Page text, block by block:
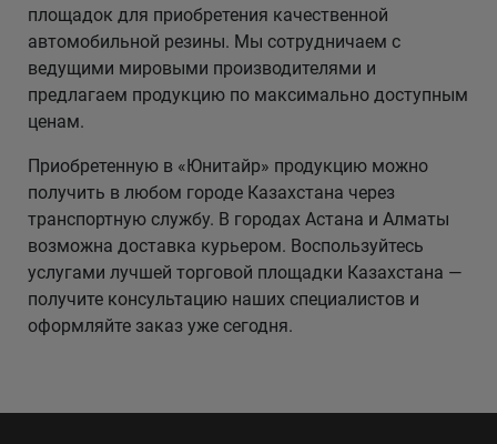
площадок для приобретения качественной
автомобильной резины. Мы сотрудничаем с
ведущими мировыми производителями и
предлагаем продукцию по максимально доступным
ценам.
Приобретенную в «Юнитайр» продукцию можно
получить в любом городе Казахстана через
транспортную службу. В городах Астана и Алматы
возможна доставка курьером. Воспользуйтесь
услугами лучшей торговой площадки Казахстана —
получите консультацию наших специалистов и
оформляйте заказ уже сегодня.